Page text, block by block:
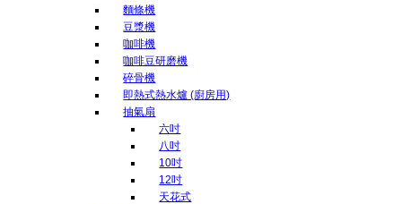
麵條機
豆漿機
咖啡機
咖啡豆研磨機
碎骨機
即熱式熱水爐 (廚房用)
抽氣扇
六吋
八吋
10吋
12吋
天花式